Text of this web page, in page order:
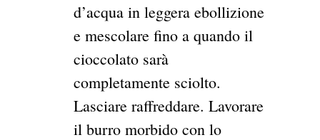
d’acqua in leggera ebollizione
e mescolare fino a quando il
cioccolato sarà
completamente sciolto.
Lasciare raffreddare. Lavorare
il burro morbido con lo